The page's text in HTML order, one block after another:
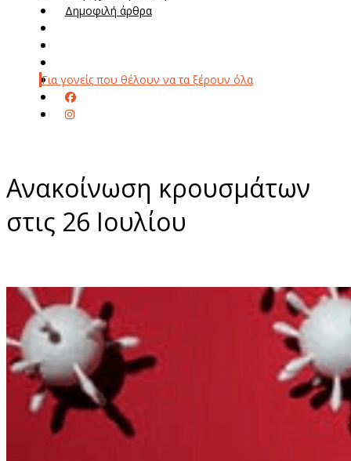
Δημοφιλή άρθρα
Για γονείς που θέλουν να τα ξέρουν όλα
Ανακοίνωση κρουσμάτων
στις 26 Ιουλίου